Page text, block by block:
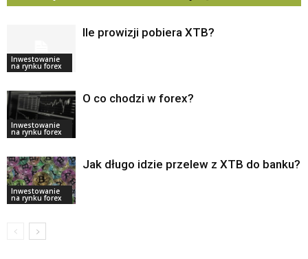
Inwestowanie
na rynku forex
Ile prowizji pobiera XTB?
Inwestowanie
na rynku forex
O co chodzi w forex?
Inwestowanie
na rynku forex
Jak długo idzie przelew z XTB do banku?